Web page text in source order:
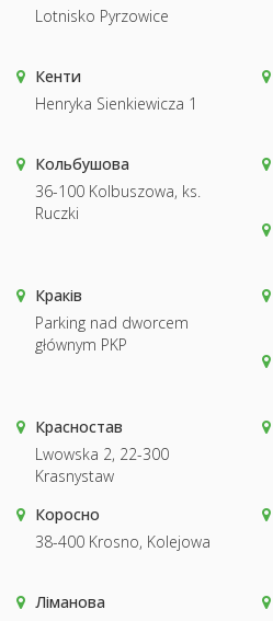
Lotnisko Pyrzowice
Кенти
Henryka Sienkiewicza 1
Кольбушова
36-100 Kolbuszowa, ks.
Ruczki
Краків
Parking nad dworcem
głównym PKP
Красностав
Lwowska 2, 22-300
Krasnystaw
Коросно
38-400 Krosno, Kolejowa
Ліманова